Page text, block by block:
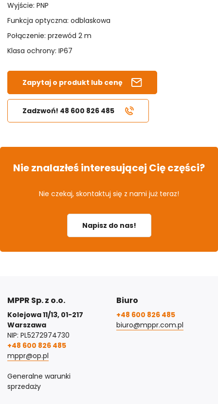
Wyjście: PNP
Funkcja optyczna: odblaskowa
Połączenie: przewód 2 m
Klasa ochrony: IP67
Zapytaj o produkt lub cenę
Zadzwoń! 48 600 826 485
Nie znalazłeś interesującej Cię części?
Nie czekaj, skontaktuj się z nami już teraz!
Napisz do nas!
MPPR Sp. z o.o.
Kolejowa 11/13, 01-217
Warszawa
NIP: PL5272974730
+48 600 826 485
mppr@op.pl
Generalne warunki
sprzedaży
Biuro
+48 600 826 485
biuro@mppr.com.pl